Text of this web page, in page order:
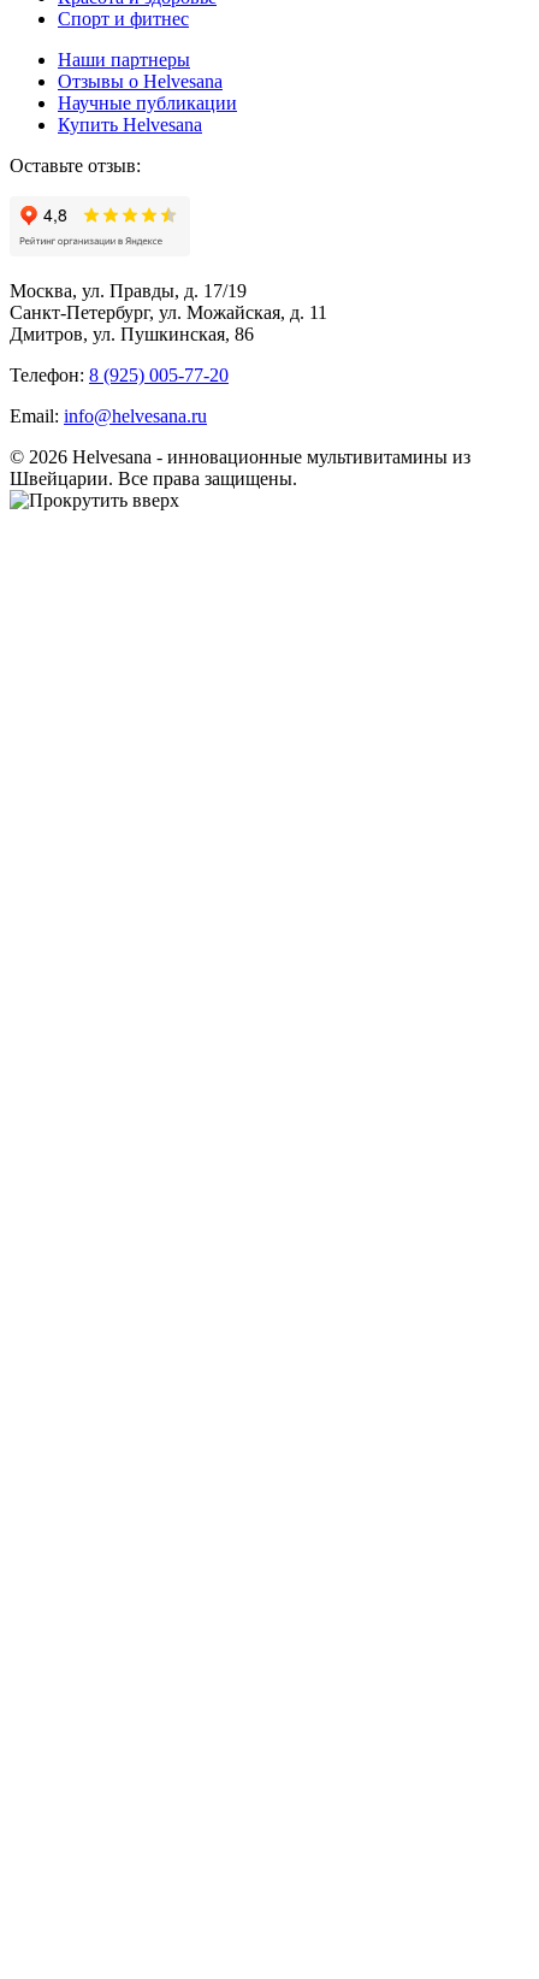
Спорт и фитнес
Наши партнеры
Отзывы о Helvesana
Научные публикации
Купить Helvesana
Оставьте отзыв:
Москва, ул. Правды, д. 17/19
Санкт-Петербург, ул. Можайская, д. 11
Дмитров, ул. Пушкинская, 86
Телефон: 8 (925) 005-77-20
Email: info@helvesana.ru
© 2026 Helvesana - инновационные мультивитамины из
Швейцарии. Все права защищены.